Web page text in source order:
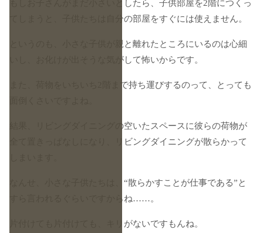
もしお子さんがまだ小さいとしたら、子供部屋を2階につくっ
てしまうと、子供たちは自分の部屋をすぐには使えません。
というのも、小さな子供が親と離れたところにいるのは心細
いし、お化けが出そうな気がして怖いからです。
また、荷物をいちいち2階まで持ち運びするのって、とっても
結果、リビングダイニングの空いたスペースに彼らの荷物が
全て置きっぱなしになり、リビングダイニングが散らかって
なんせ、小さな子供たちは、“散らかすことが仕事である”と
すら言われるぐらいですからね……。
片付けても片付けても、キリがないですもんね。